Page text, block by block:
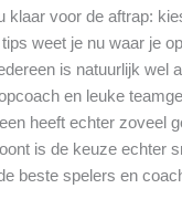
klaar voor de aftrap:
weet je nu waar je
is natuurlijk wel
en leuke
heeft echter zoveel
is de keuze echter
beste spelers en